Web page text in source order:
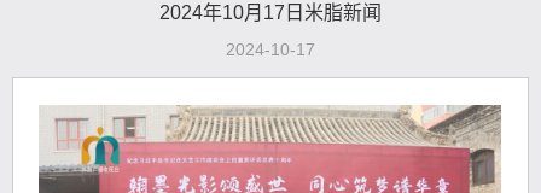
2024年10月17日米脂新闻
2024-10-17